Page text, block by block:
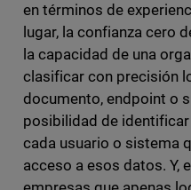
en términos de
lugar, la confianza cero
la capacidad de una
clasificar con precisión
documento, endpoint o
posibilidad de
cada usuario o sistema
acceso a esos datos. Y,